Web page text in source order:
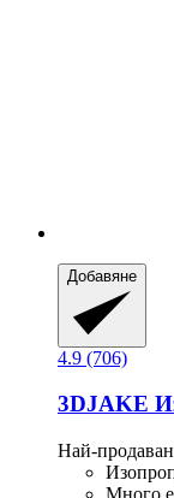
Добавяне
4.9 (706)
3DJAKE
Най-